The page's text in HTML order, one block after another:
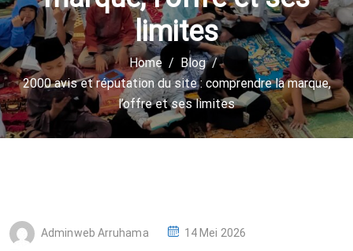
limites
Home
Blog
2000 avis et réputation du site : comprendre la marque,
l’offre et ses limites
Adminweb Arruhama
P14 Mei 2026